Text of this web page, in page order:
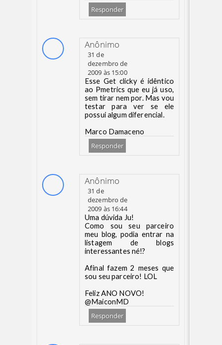
Responder
Anônimo
31 de
dezembro de
2009 às 15:00
Esse Get clicky é idêntico
ao Pmetrics que eu já uso,
sem tirar nem por. Mas vou
testar para ver se ele
possui algum diferencial.
Marco Damaceno
Responder
Anônimo
31 de
dezembro de
2009 às 16:44
Uma dúvida Ju!
Como sou seu parceiro
meu blog, podia entrar na
listagem de blogs
interessantes né!?
Afinal fazem 2 meses que
sou seu parceiro! LOL
Feliz ANO NOVO!
@MaiconMD
Responder